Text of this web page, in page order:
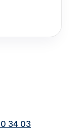
34 03